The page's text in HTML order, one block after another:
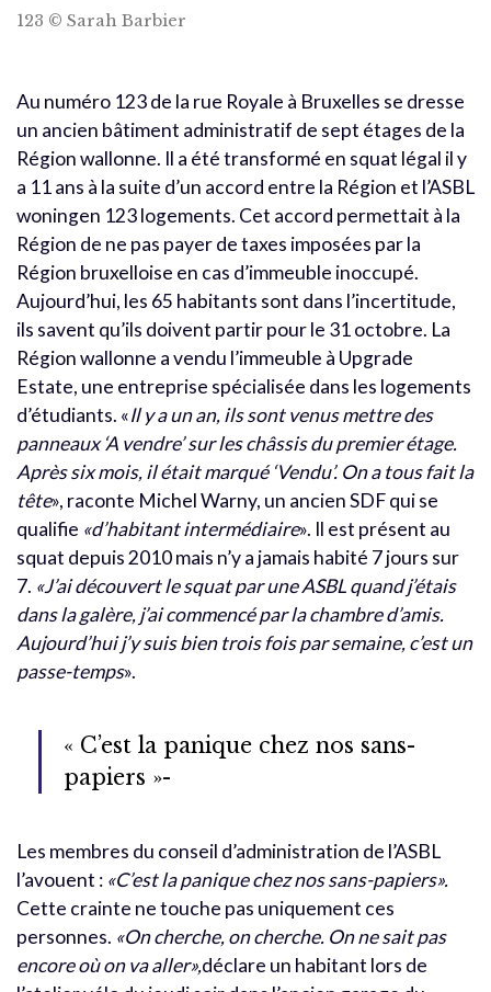
123 © Sarah Barbier
Au numéro 123 de la rue Royale à Bruxelles se dresse
un ancien bâtiment administratif de sept étages de la
Région wallonne. Il a été transformé en squat légal il y
a 11 ans à la suite d’un accord entre la Région et l’ASBL
woningen 123 logements. Cet accord permettait à la
Région de ne pas payer de taxes imposées par la
Région bruxelloise en cas d’immeuble inoccupé.
Aujourd’hui, les 65 habitants sont dans l’incertitude,
ils savent qu’ils doivent partir pour le 31 octobre. La
Région wallonne a vendu l’immeuble à Upgrade
Estate, une entreprise spécialisée dans les logements
d’étudiants. «Il y a un an, ils sont venus mettre des
panneaux ‘A vendre’ sur les châssis du premier étage.
Après six mois, il était marqué ‘Vendu’. On a tous fait la
tête», raconte Michel Warny, un ancien SDF qui se
qualifie «d’habitant intermédiaire». Il est présent au
squat depuis 2010 mais n’y a jamais habité 7 jours sur
7. «J’ai découvert le squat par une ASBL quand j’étais
dans la galère, j’ai commencé par la chambre d’amis.
Aujourd’hui j’y suis bien trois fois par semaine, c’est un
passe-temps».
« C’est la panique chez nos sans-
papiers »-
Les membres du conseil d’administration de l’ASBL
l’avouent : «C’est la panique chez nos sans-papiers».
Cette crainte ne touche pas uniquement ces
personnes. «On cherche, on cherche. On ne sait pas
encore où on va aller»,déclare un habitant lors de